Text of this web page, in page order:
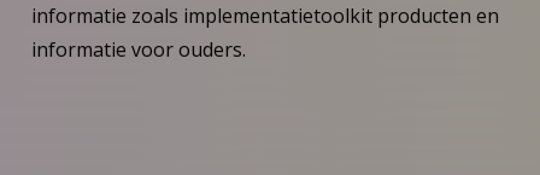
informatie zoals implementatietoolkit producten en
informatie voor ouders.